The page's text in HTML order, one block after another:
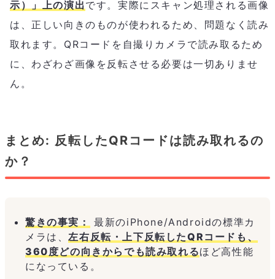
示）」上の演出です。実際にスキャン処理される画像
は、正しい向きのものが使われるため、問題なく読み
取れます。QRコードを自撮りカメラで読み取るため
に、わざわざ画像を反転させる必要は一切ありませ
ん。
まとめ: 反転したQRコードは読み取れるの
か？
驚きの事実：
最新のiPhone/Androidの標準カ
メラは、左右反転・上下反転したQRコードも、
360度どの向きからでも読み取れるほど高性能
になっている。